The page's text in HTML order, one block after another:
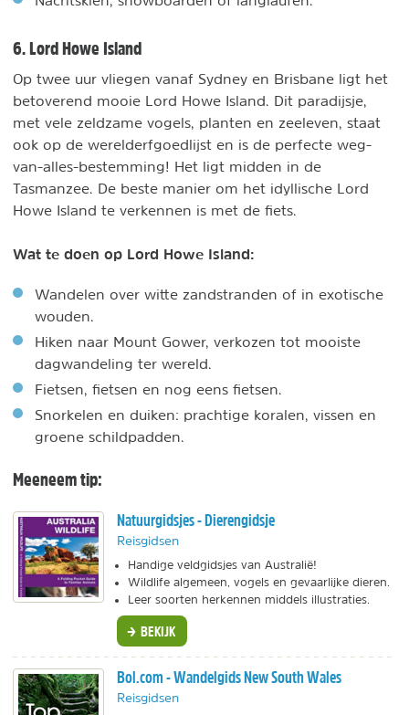
6. Lord Howe Island
Op twee uur vliegen vanaf Sydney en Brisbane ligt het
betoverend mooie Lord Howe Island. Dit paradijsje,
met vele zeldzame vogels, planten en zeeleven, staat
ook op de werelderfgoedlijst en is de perfecte weg-
van-alles-bestemming! Het ligt midden in de
Tasmanzee. De beste manier om het idyllische Lord
Howe Island te verkennen is met de fiets.
Wat te doen op Lord Howe Island:
Wandelen over witte zandstranden of in exotische
wouden.
Hiken naar Mount Gower, verkozen tot mooiste
dagwandeling ter wereld.
Fietsen, fietsen en nog eens fietsen.
Snorkelen en duiken: prachtige koralen, vissen en
groene schildpadden.
Meeneem tip:
Natuurgidsjes - Dierengidsje
Reisgidsen
Handige veldgidsjes van Australië!
Wildlife algemeen, vogels en gevaarlijke dieren.
Leer soorten herkennen middels illustraties.
BEKIJK
Bol.com - Wandelgids New South Wales
Reisgidsen